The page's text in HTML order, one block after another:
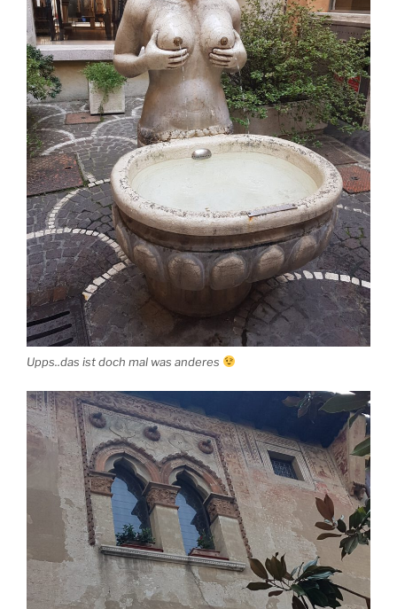
Upps..das ist doch mal was anderes